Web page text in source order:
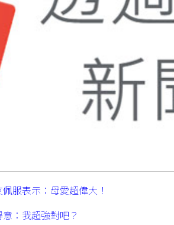
服表示：母愛超偉大！
：我超強對吧？